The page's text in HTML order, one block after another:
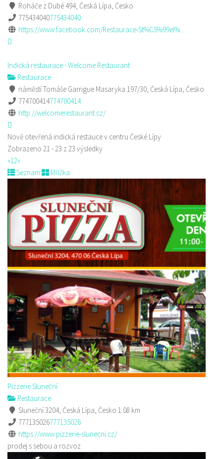
Roháče z Dubé 494, Česká Lípa, Česko
775434040775434040
https://www.facebook.com/Restaurace-St%C5%99el%...
Indická restaurace - Welcome Restaurant
Restaurace
náměstí Tomáše Garrigue Masaryka 197/30, Česká Lípa, Česko
774700414774700414
http://welcomerestaurant.cz/
Nově otevřená indická restauce v centru České Lípy
Zobrazeno 21 - 23 z 23 výsledky
«12»
Seznam
Mřížka
Pizzerie Sluneční
Restaurace
Sluneční 3204, Česká Lípa, Česko 1.08 km
777135026777135026
https://www.pizzerie-slunecni.cz/
prodej s sebou a rozvoz